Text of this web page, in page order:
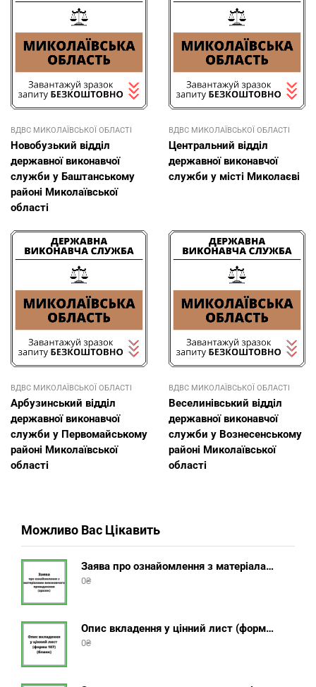
ВДВС МИКОЛАЇВСЬКОЇ ОБЛАСТІ
Новобузький відділ
державної виконавчої
служби у Баштанському
районі Миколаївської
області
ВДВС МИКОЛАЇВСЬКОЇ ОБЛАСТІ
Центральний відділ
державної виконавчої
служби у місті Миколаєві
ВДВС МИКОЛАЇВСЬКОЇ ОБЛАСТІ
Арбузинський відділ
державної виконавчої
служби у Первомайському
районі Миколаївської
області
ВДВС МИКОЛАЇВСЬКОЇ ОБЛАСТІ
Веселинівський відділ
державної виконавчої
служби у Вознесенському
районі Миколаївської
області
Можливо Вас Цікавить
Заява про ознайомлення з матеріалами виконавчого провадження (зразок, шаблон 2025 року)
0₴
Опис вкладення у цінний лист (форма 107) + інструкція відправлення цінного листа з описом вкладення
0₴